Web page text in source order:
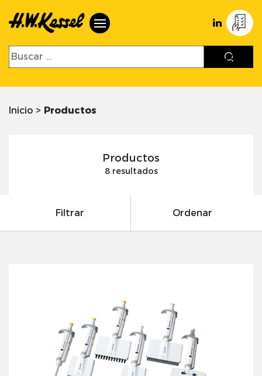
Inicio > Productos
Productos
8 resultados
Filtrar Ordenar